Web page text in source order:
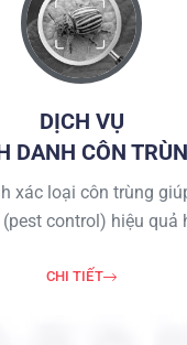
DỊCH VỤ
DANH CÔN
xác loại côn trùng
control) hiệu quả
CHI TIẾT